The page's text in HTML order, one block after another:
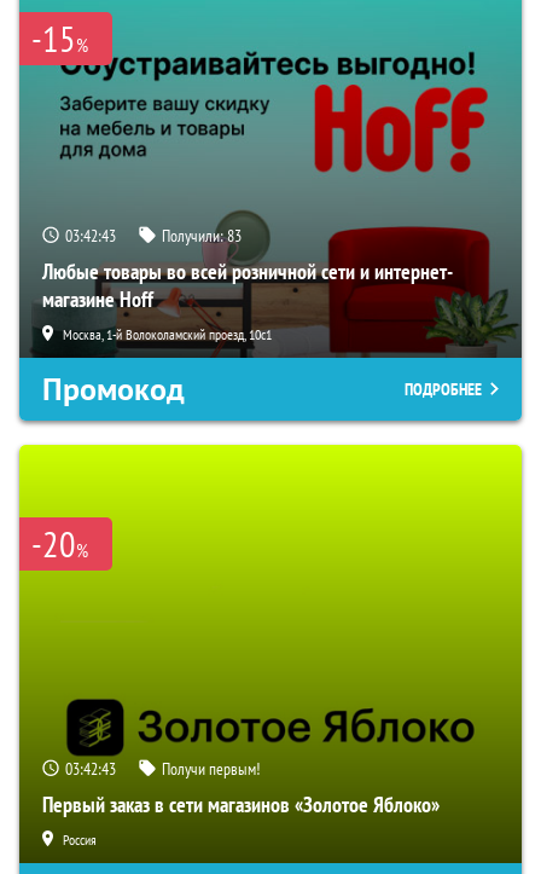
-15%
03:42:42 Получили:83
Любые товары во всей розничной сети и интернет-
магазине Hoff
Москва, 1-й Волоколамский проезд, 10с1
Промокод ПОДРОБНЕЕ
-20%
03:42:42 Получи первым!
Первый заказ в сети магазинов «Золотое Яблоко»
Россия